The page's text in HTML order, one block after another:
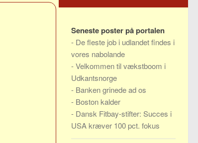
Seneste poster på portalen
- De fleste job i udlandet findes i
vores nabolande
-Velkommen til vækstboom i
Udkantsnorge
- Banken grinede ad os
- Boston kalder
- Dansk Fitbay-stifter: Succes i
USA kræver 100 pct. fokus